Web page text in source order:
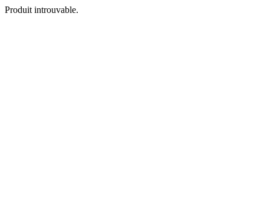
Produit introuvable.